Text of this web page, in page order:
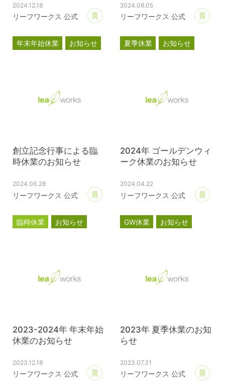
2024.12.18
リーフワークス 公式
あとで読む
年末年始休業 お知らせ
2024.08.05
リーフワークス 公式
夏季休業 お知らせ
創立記念行事による臨
時休業のお知らせ
2024.06.28
リーフワークス 公式
あとで読む
臨時休業 お知らせ
2024年 ゴールデンウィ
ーク休業のお知らせ
2024.04.22
リーフワークス 公式
GW休業 お知らせ
2023-2024年 年末年始
休業のお知らせ
2023.12.18
リーフワークス 公式
あとで読む
2023年 夏季休業のお知
らせ
2023.07.31
リーフワークス 公式